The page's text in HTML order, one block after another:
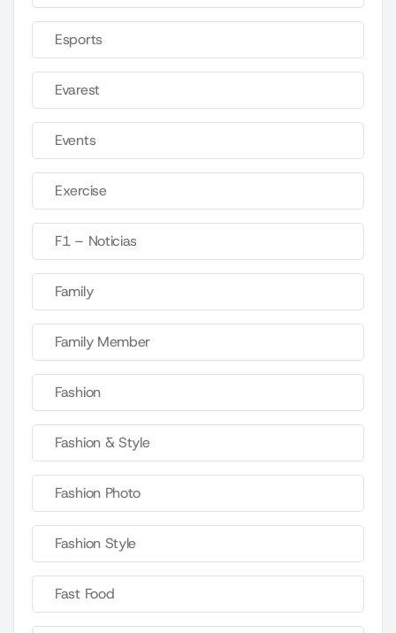
Esports
Evarest
Events
Exercise
F1 – Noticias
Family
Family Member
Fashion
Fashion & Style
Fashion Photo
Fashion Style
Fast Food